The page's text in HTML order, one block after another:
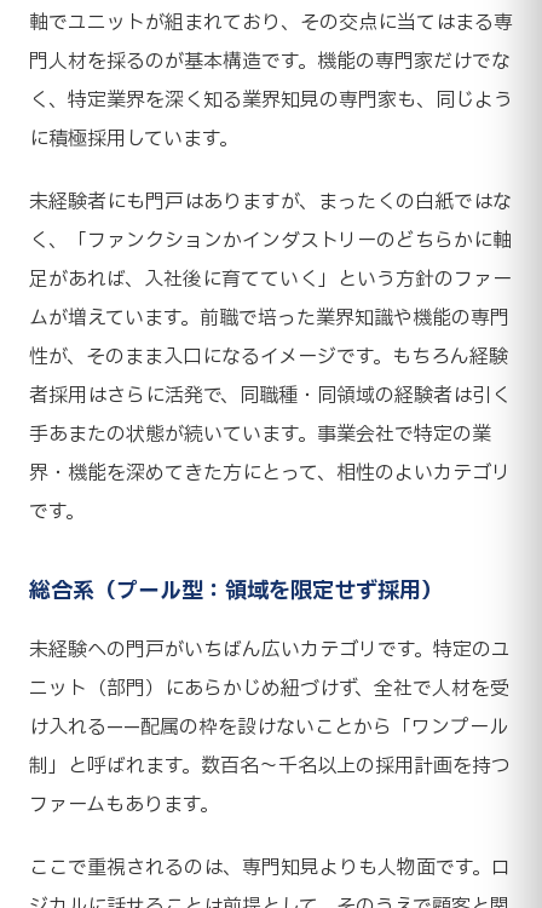
軸でユニットが組まれており、その交点に当てはまる専
門人材を採るのが基本構造です。機能の専門家だけでな
く、特定業界を深く知る業界知見の専門家も、同じよう
に積極採用しています。
未経験者にも門戸はありますが、まったくの白紙ではな
く、「ファンクションかインダストリーのどちらかに軸
足があれば、入社後に育てていく」という方針のファー
ムが増えています。前職で培った業界知識や機能の専門
性が、そのまま入口になるイメージです。もちろん経験
者採用はさらに活発で、同職種・同領域の経験者は引く
手あまたの状態が続いています。事業会社で特定の業
界・機能を深めてきた方にとって、相性のよいカテゴリ
です。
総合系（プール型：領域を限定せず採用）
未経験への門戸がいちばん広いカテゴリです。特定のユ
ニット（部門）にあらかじめ紐づけず、全社で人材を受
け入れる——配属の枠を設けないことから「ワンプール
制」と呼ばれます。数百名〜千名以上の採用計画を持つ
ファームもあります。
ここで重視されるのは、専門知見よりも人物面です。ロ